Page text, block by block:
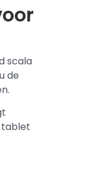
scala
de
tablet